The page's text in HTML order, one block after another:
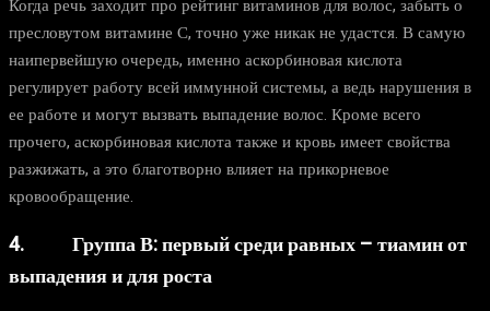
Когда речь заходит про рейтинг витаминов для волос, забыть о
пресловутом витамине С, точно уже никак не удастся. В самую
наипервейшую очередь, именно аскорбиновая кислота
регулирует работу всей иммунной системы, а ведь нарушения в
ее работе и могут вызвать выпадение волос. Кроме всего
прочего, аскорбиновая кислота также и кровь имеет свойства
разжижать, а это благотворно влияет на прикорневое
кровообращение.
4. Группа В: первый среди равных – тиамин от
выпадения и для роста